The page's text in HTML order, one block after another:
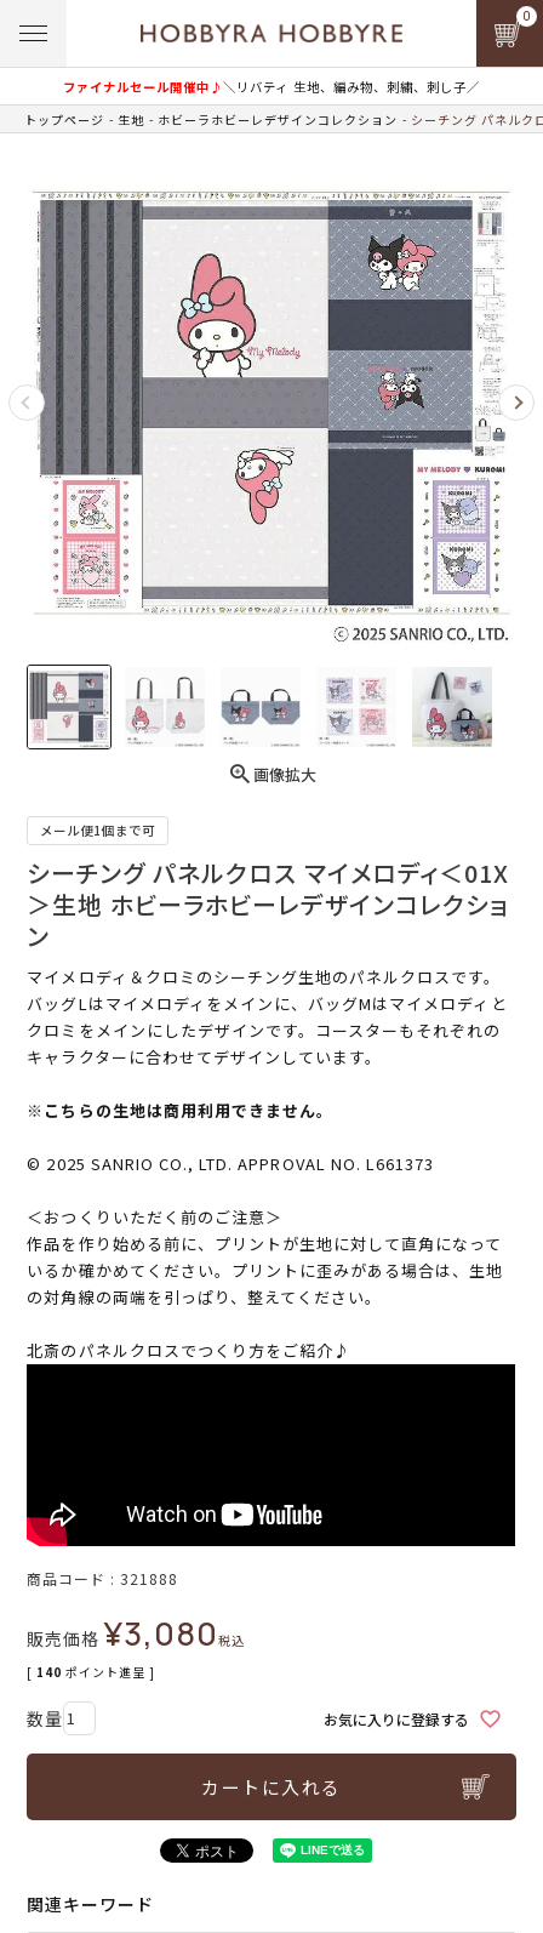
ファイナルセール開催中♪＼リバティ 生地、編み物、刺繍、刺し子／
0
トップページ 生地 ホビーラホビーレデザインコレクション シーチング パネルク
画像拡大
メール便1個まで可
シーチング パネルクロス マイメロディ＜01X
＞生地 ホビーラホビーレデザインコレクショ
ン
マイメロディ＆クロミのシーチング生地のパネルクロスです。
バッグLはマイメロディをメインに、バッグMはマイメロディと
クロミをメインにしたデザインです。コースターもそれぞれの
キャラクターに合わせてデザインしています。
※こちらの生地は商用利用できません。
© 2025 SANRIO CO., LTD. APPROVAL NO. L661373
＜おつくりいただく前のご注意＞
作品を作り始める前に、プリントが生地に対して直角になって
いるか確かめてください。プリントに歪みがある場合は、生地
の対角線の両端を引っぱり、整えてください。
北斎のパネルクロスでつくり方をご紹介♪
商品コード 321888
販売価格 ¥3,080税込
[ 140 ポイント進呈 ]
お気に入りに登録する
カートに入れる
関連キーワード